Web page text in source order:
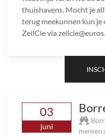
thuishavens. Mocht je
terug meekunnen kun
ZeilCie via
03
juni
mensen